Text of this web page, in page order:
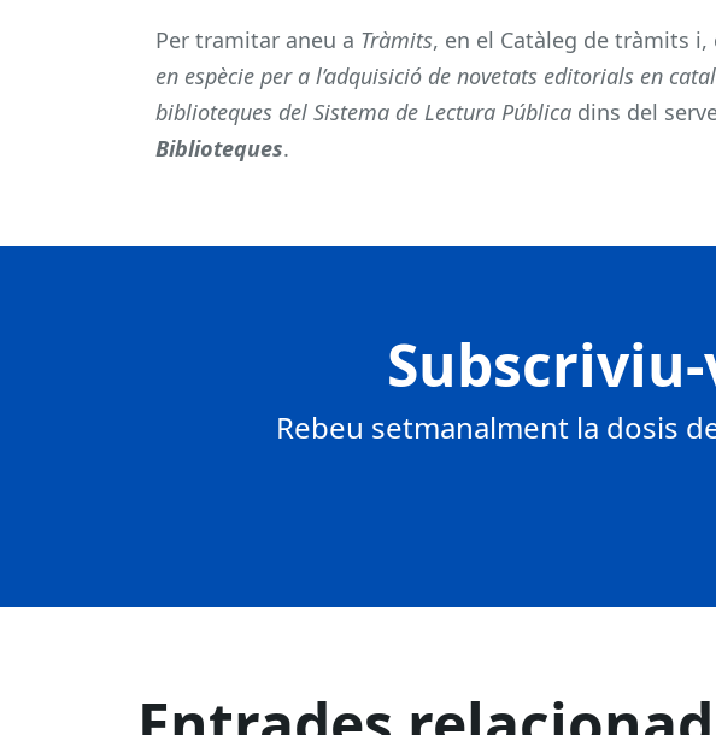
Per tramitar aneu a Tràmits, en el Catàleg de tràmits
en espècie per a l’adquisició de novetats editorials en
biblioteques del Sistema de Lectura Pública dins del
Biblioteques.
Rebeu setmanalment la dosis